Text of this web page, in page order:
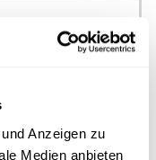
Anzeigen zu
Medien anbieten